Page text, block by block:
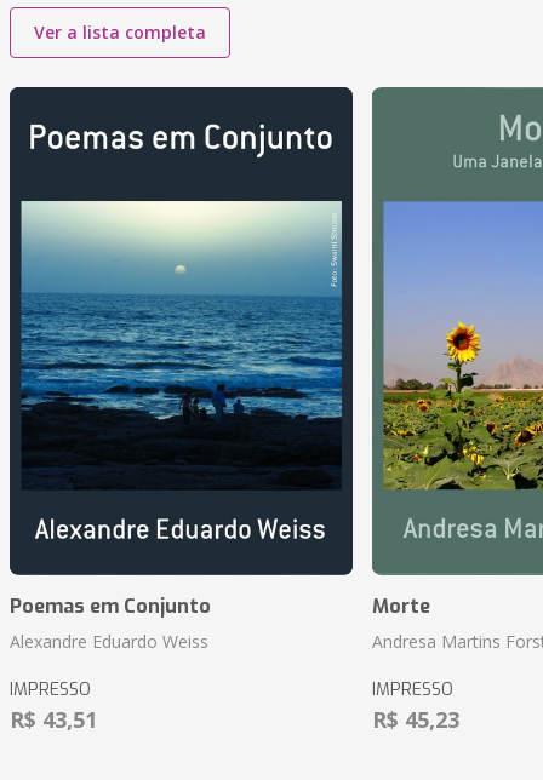
Ver a lista completa
Poemas em Conjunto
Alexandre Eduardo Weiss
IMPRESSO
R$ 43,51
Morte
Andresa Martins
IMPRESSO
R$ 45,23